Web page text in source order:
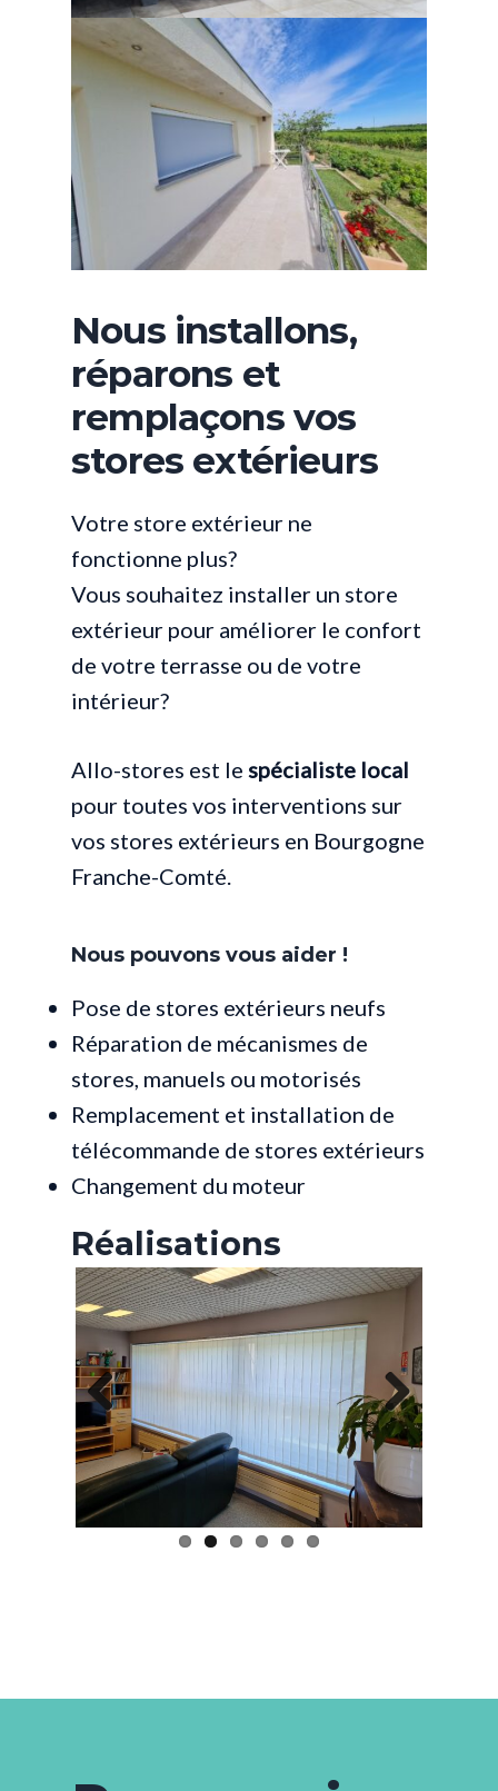
Nous installons,
réparons et
remplaçons vos
stores extérieurs
Votre store extérieur ne
fonctionne plus?
Vous souhaitez installer un store
extérieur pour améliorer le confort
de votre terrasse ou de votre
intérieur?
Allo-stores est le spécialiste local
pour toutes vos interventions sur
vos stores extérieurs en Bourgogne
Franche-Comté.
Nous pouvons vous aider !
Pose de stores extérieurs neufs
Réparation de mécanismes de
stores, manuels ou motorisés
Remplacement et installation de
télécommande de stores extérieurs
Changement du moteur
Réalisations
Pre
viou
s
Nex